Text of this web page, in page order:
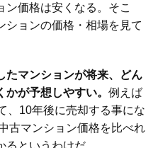
ン価格は安くなる。そこ
ションの価格・相場を見て
たマンションが将来、どん
が予想しやすい。 例えば
、10年後に売却する事にな
古マンション価格を比べれ
というわけだ。